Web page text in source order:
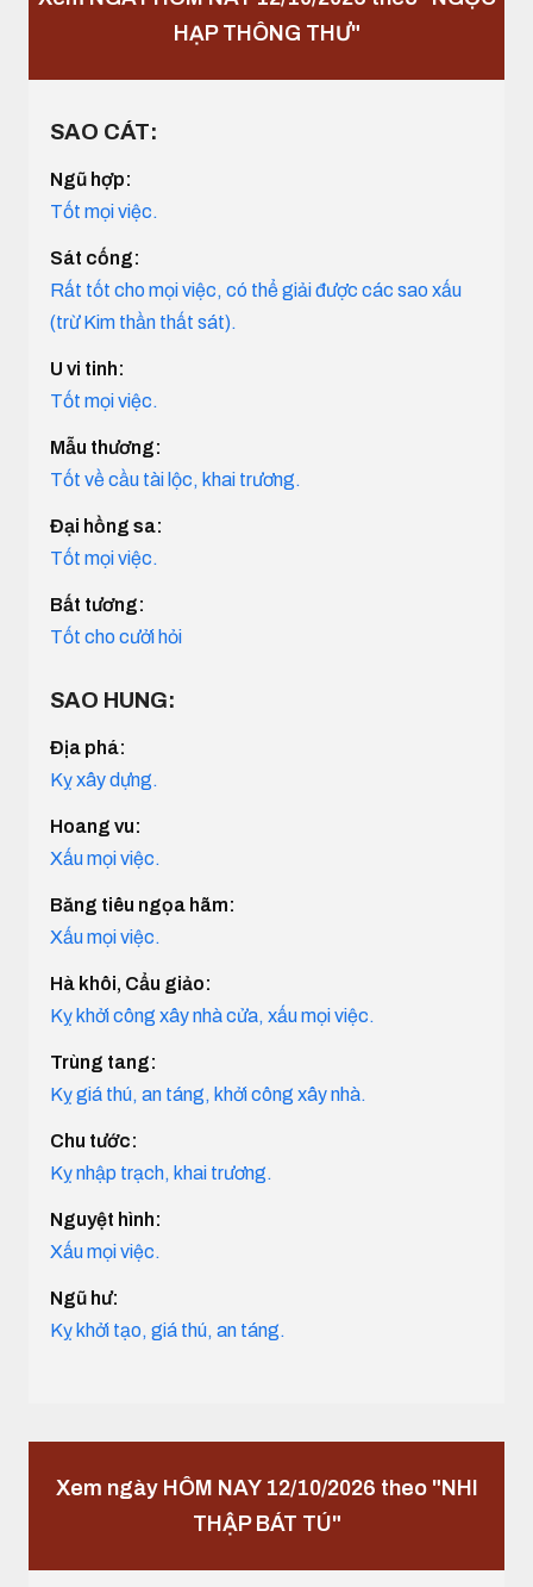
HẠP THÔNG THƯ"
SAO CÁT:
Ngũ hợp:
Tốt mọi việc.
Sát cống:
Rất tốt cho mọi việc, có thể giải được các sao xấu
(trừ Kim thần thất sát).
U vi tinh:
Tốt mọi việc.
Mẫu thương:
Tốt về cầu tài lộc, khai trương.
Đại hồng sa:
Tốt mọi việc.
Bất tương:
Tốt cho cưởi hỏi
SAO HUNG:
Địa phá:
Kỵ xây dựng.
Hoang vu:
Xấu mọi việc.
Băng tiêu ngọa hãm:
Xấu mọi việc.
Hà khôi, Cẩu giảo:
Kỵ khởi công xây nhà cửa, xấu mọi việc.
Trùng tang:
Kỵ giá thú, an táng, khởi công xây nhà.
Chu tước:
Kỵ nhập trạch, khai trương.
Nguyệt hình:
Xấu mọi việc.
Ngũ hư:
Kỵ khởi tạo, giá thú, an táng.
Xem ngày HÔM NAY 12/10/2026 theo "NHI
THẬP BÁT TÚ"